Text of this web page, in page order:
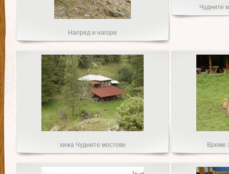
Напред и нагоре
Чудните
хижа Чудните мостове Време